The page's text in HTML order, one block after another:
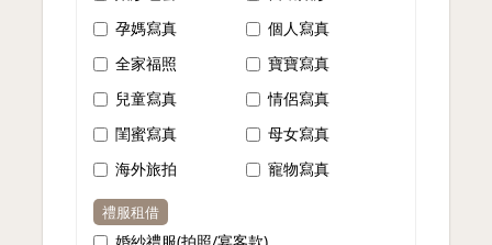
孕媽寫真
個人寫真
全家福照
寶寶寫真
兒童寫真
情侶寫真
閨蜜寫真
母女寫真
海外旅拍
寵物寫真
禮服租借